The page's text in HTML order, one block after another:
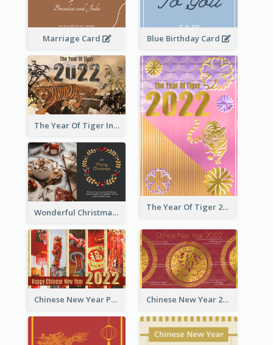
Marriage Card Blue Birthday Card
The Year Of Tiger Ink Illustration New Year Greeting Card
The Year Of Tiger 2022 Golden Greeting Card
Wonderful Christmas Greeting Card
Chinese New Year Photo Greeting Card Chinese New Year 2022 Golden Greeting Card